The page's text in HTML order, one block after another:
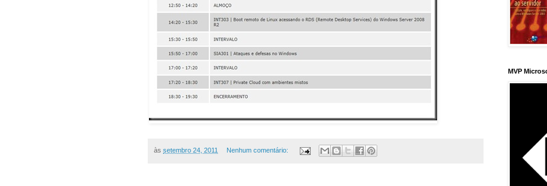
às setembro 24, 2011 Nenhum comentário:
MVP